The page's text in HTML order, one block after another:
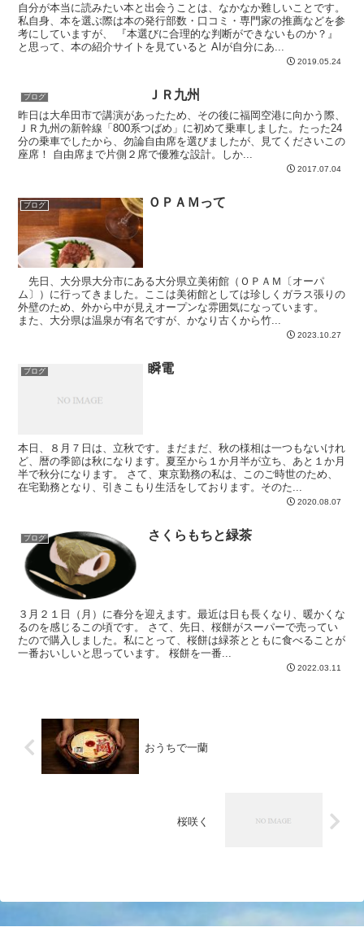
自分が本当に読みたい本と出会うことは、なかなか難しいことです。
私自身、本を選ぶ際は本の発行部数・口コミ・専門家の推薦などを参
考にしていますが、 『本選びに合理的な判断ができないものか？』
と思って、本の紹介サイトを見ていると AIが自分にあ...
2019.05.24
ブログ ＪＲ九州
昨日は大牟田市で講演があったため、その後に福岡空港に向かう際、
ＪＲ九州の新幹線「800系つばめ」に初めて乗車しました。たった24
分の乗車でしたから、勿論自由席を選びましたが、見てくださいこの
座席！ 自由席まで片側２席で優雅な設計。しか...
2017.07.04
ブログ ＯＰＡＭって
先日、大分県大分市にある大分県立美術館（ＯＰＡＭ〔オーパ
ム〕）に行ってきました。ここは美術館としては珍しくガラス張りの
外壁のため、外から中が見えオープンな雰囲気になっています。
また、大分県は温泉が有名ですが、かなり古くから竹...
2023.10.27
ブログ 瞬電
本日、８月７日は、立秋です。まだまだ、秋の様相は一つもないけれ
ど、暦の季節は秋になります。夏至から１か月半が立ち、あと１か月
半で秋分になります。 さて、東京勤務の私は、このご時世のため、
在宅勤務となり、引きこもり生活をしております。そのた...
2020.08.07
ブログ さくらもちと緑茶
３月２１日（月）に春分を迎えます。最近は日も長くなり、暖かくな
るのを感じるこの頃です。 さて、先日、桜餅がスーパーで売ってい
たので購入しました。私にとって、桜餅は緑茶とともに食べることが
一番おいしいと思っています。 桜餅を一番...
2022.03.11
おうちで一蘭
桜咲く